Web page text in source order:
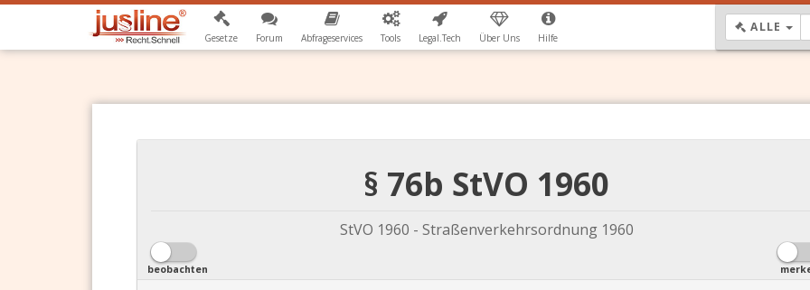
Gesetze Forum Abfrageservices Tools Legal.Tech Über Uns Hilfe
ALLE
§ 76b StVO 1960
StVO 1960 - Straßenverkehrsordnung 1960
beobachten